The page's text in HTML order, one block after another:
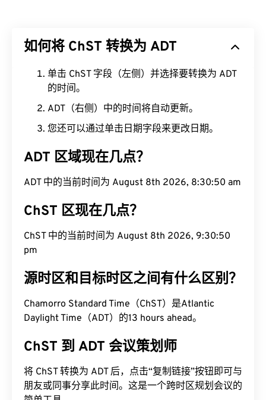
如何将 ChST 转换为 ADT
单击 ChST 字段（左侧）并选择要转换为 ADT
的时间。
ADT（右侧）中的时间将自动更新。
您还可以通过单击日期字段来更改日期。
ADT 区域现在几点？
ADT 中的当前时间为 August 8th 2026, 8:30:51 am
ChST 区现在几点？
ChST 中的当前时间为 August 8th 2026, 9:30:51
pm
源时区和目标时区之间有什么区别？
Chamorro Standard Time（ChST）是Atlantic
Daylight Time（ADT）的13 hours ahead。
ChST 到 ADT 会议策划师
将 ChST 转换为 ADT 后，点击“复制链接”按钮即可与
朋友或同事分享此时间。这是一个跨时区规划会议的